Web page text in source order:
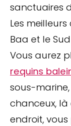
sanctuaires
Les
Baa et le
Vous aurez
requins
sous-
chanceux,
endroit,